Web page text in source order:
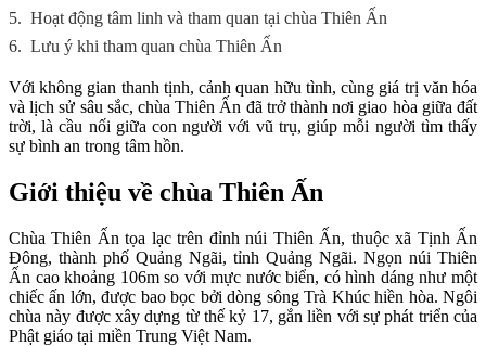
5. Hoạt động tâm linh và tham quan tại chùa Thiên Ấn
6. Lưu ý khi tham quan chùa Thiên Ấn
Với không gian thanh tịnh, cảnh quan hữu tình, cùng giá trị văn hóa
và lịch sử sâu sắc, chùa Thiên Ấn đã trở thành nơi giao hòa giữa đất
trời, là cầu nối giữa con người với vũ trụ, giúp mỗi người tìm thấy
sự bình an trong tâm hồn.
Giới thiệu về chùa Thiên Ấn
Chùa Thiên Ấn tọa lạc trên đỉnh núi Thiên Ấn, thuộc xã Tịnh Ấn
Đông, thành phố Quảng Ngãi, tỉnh Quảng Ngãi. Ngọn núi Thiên
Ấn cao khoảng 106m so với mực nước biển, có hình dáng như một
chiếc ấn lớn, được bao bọc bởi dòng sông Trà Khúc hiền hòa. Ngôi
chùa này được xây dựng từ thế kỷ 17, gắn liền với sự phát triển của
Phật giáo tại miền Trung Việt Nam.